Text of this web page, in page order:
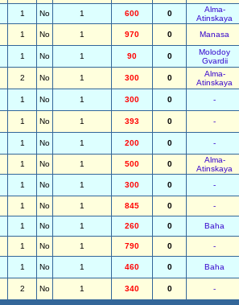
1 No 1 600 0
Alma-
Atinskaya
1 No 1 970 0 Manasa
1 No 1 90 0
Molodoy
Gvardii
2 No 1 300 0
Alma-
Atinskaya
1 No 1 300 0 -
1 No 1 393 0 -
1 No 1 200 0 -
1 No 1 500 0
Alma-
Atinskaya
1 No 1 300 0 -
1 No 1 845 0 -
1 No 1 260 0 Baha
1 No 1 790 0 -
1 No 1 460 0 Baha
2 No 1 340 0 -